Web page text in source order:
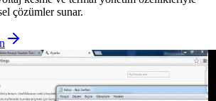
çözümler sunar.